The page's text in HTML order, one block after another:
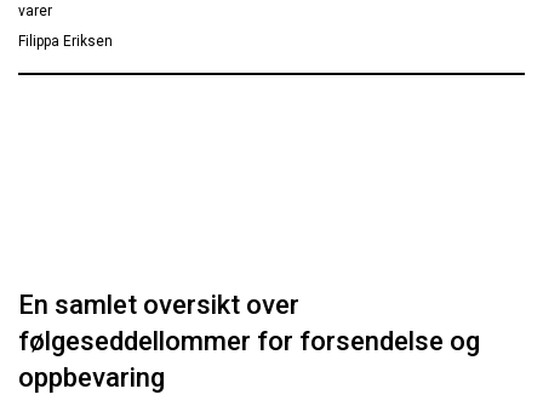
varer
Filippa Eriksen
En samlet oversikt over
følgeseddellommer for forsendelse og
oppbevaring